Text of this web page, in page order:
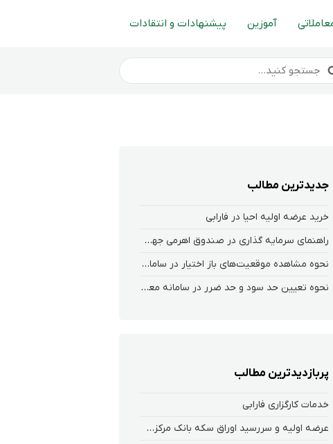
آموزین پیشنهادات و انتقادات
جدیدترین مطالب
خرید عرضه اولیه احیا در فارابی
راهنمای سرمایه گذاری در صندوق اهرمی جهش
نحوه‌ مشاهده‌ موقعیت‌های باز اختیار در سامانه هلیوم و نکست
نحوه تعیین حد سود و حد ضرر در سامانه معاملاتی کارگزاری فارابی
پربازدیدترین مطالب
خدمات کارگزاری فارابی
عرضه اولیه و سررسید اوراق سکه بانک مرکزی در بورس کالا